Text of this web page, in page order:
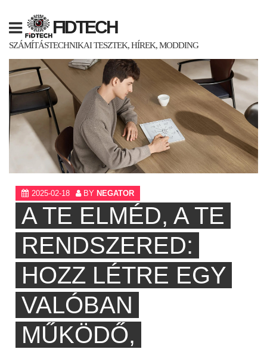
content
FIDTECH
SZÁMÍTÁSTECHNIKAI TESZTEK, HÍREK, MODDING
2025-02-18 BY NEGATOR
A TE ELMÉD, A TE
RENDSZERED:
HOZZ LÉTRE EGY
VALÓBAN
MŰKÖDŐ,